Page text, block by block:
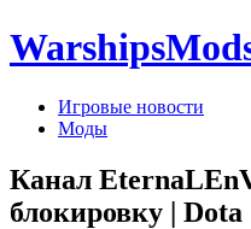
Игровые новости
Моды
Канал
блокировку | Dota